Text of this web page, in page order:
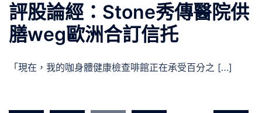
評股論經：Stone秀傳醫院供
膳weg歐洲合訂信托
「現在，我的咖身體健康檢查啡館正在承受百分之 […]